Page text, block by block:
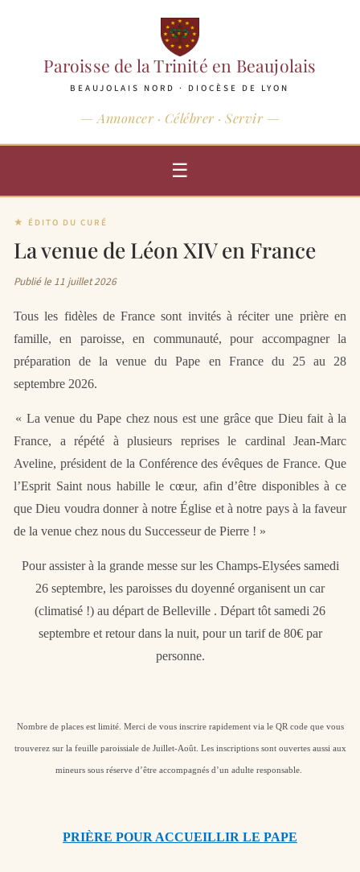
Paroisse de la Trinité en Beaujolais
BEAUJOLAIS NORD · DIOCÈSE DE LYON
— Annoncer · Célébrer · Servir —
☰
★ ÉDITO DU CURÉ
La venue de Léon XIV en France
Publié le 11 juillet 2026
Tous les fidèles de France sont invités à réciter une prière en
famille, en paroisse, en communauté, pour accompagner la
préparation de la venue du Pape en France du 25 au 28
septembre 2026.
« La venue du Pape chez nous est une grâce que Dieu fait à la
France, a répété à plusieurs reprises le cardinal Jean-Marc
Aveline, président de la Conférence des évêques de France. Que
l’Esprit Saint nous habille le cœur, afin d’être disponibles à ce
que Dieu voudra donner à notre Église et à notre pays à la faveur
de la venue chez nous du Successeur de Pierre ! »
Pour assister à la grande messe sur les Champs-Elysées samedi
26 septembre, les paroisses du doyenné organisent un car
(climatisé !) au départ de Belleville . Départ tôt samedi 26
septembre et retour dans la nuit, pour un tarif de 80€ par
personne.
Nombre de places est limité. Merci de vous inscrire rapidement via le QR code que vous
trouverez sur la feuille paroissiale de Juillet-Août. Les inscriptions sont ouvertes aussi aux
mineurs sous réserve d’être accompagnés d’un adulte responsable.
PRIÈRE POUR ACCUEILLIR LE PAPE